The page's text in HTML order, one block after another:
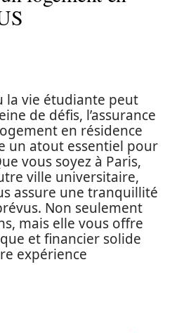
la vie étudiante peut
de défis, l’assurance
en résidence
un atout essentiel pour
vous soyez à Paris,
ville universitaire,
assure une tranquillité
Non seulement
mais elle vous offre
et financier solide
expérience